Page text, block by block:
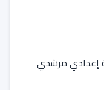
إعدادي مرشدي